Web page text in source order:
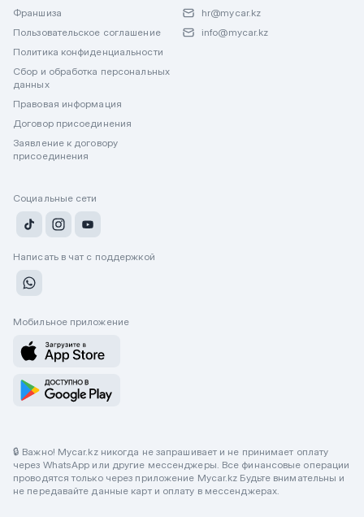
Франшиза
Пользовательское соглашение
Политика конфиденциальности
Сбор и обработка персональных
данных
Правовая информация
Договор присоединения
Заявление к договору
присоединения
hr@mycar.kz
info@mycar.kz
Социальные сети
Написать в чат с поддержкой
Мобильное приложение
🔒 Важно! Mycar.kz никогда не запрашивает и не принимает оплату
через WhatsApp или другие мессенджеры. Все финансовые операции
проводятся только через приложение Mycar.kz Будьте внимательны и
не передавайте данные карт и оплату в мессенджерах.